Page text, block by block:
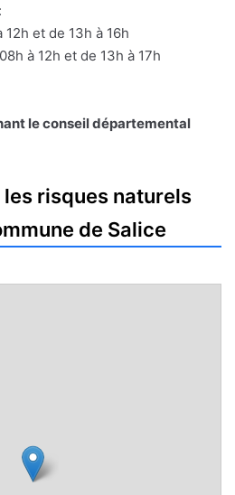
web
et de 13h à 16h
à 12h et de 13h à 17h
le conseil départemental
risques naturels
de Salice